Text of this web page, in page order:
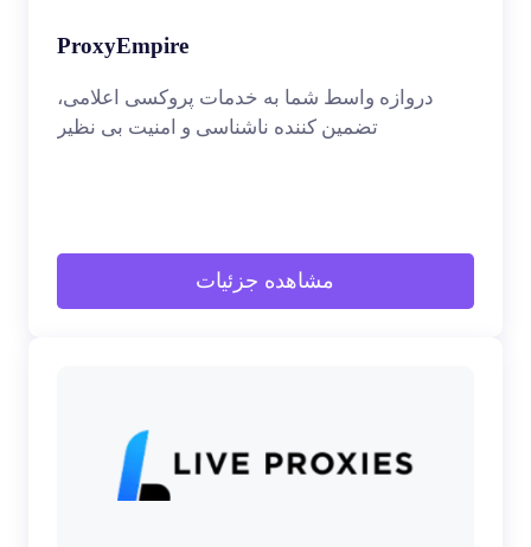
ProxyEmpire
دروازه واسط شما به خدمات پروکسی اعلامی،
تضمین کننده ناشناسی و امنیت بی نظیر
مشاهده جزئیات